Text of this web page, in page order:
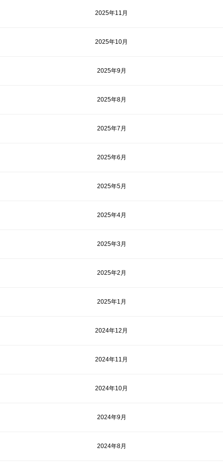
2025年11月
2025年10月
2025年9月
2025年8月
2025年7月
2025年6月
2025年5月
2025年4月
2025年3月
2025年2月
2025年1月
2024年12月
2024年11月
2024年10月
2024年9月
2024年8月